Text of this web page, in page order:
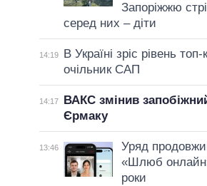
Запоріжжю
серед них – діти
14:19
В Україні зріс рівень топ-
очільник САП
14:17
ВАКС змінив
Єрмаку
13:46
Уряд
«Шлюб
роки